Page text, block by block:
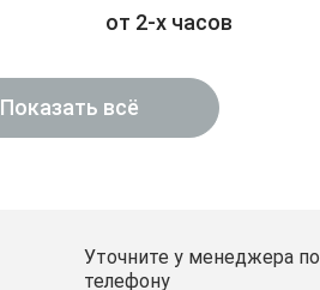
от 2-х часов
Показать всё
Уточните у менеджера по
телефону